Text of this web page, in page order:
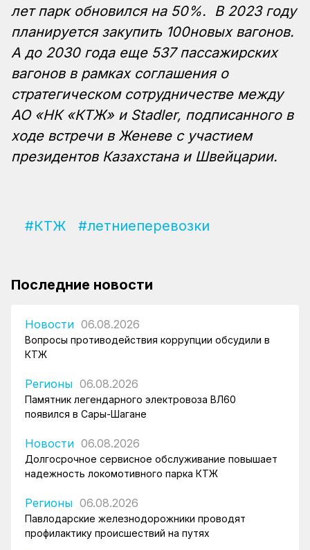
лет парк обновился на 50%. В 2023 году
планируется закупить 100новых вагонов.
А до 2030 года еще 537 пассажирских
вагонов в рамках соглашения о
стратегическом сотрудничестве между
АО «НК «КТЖ» и Stadler, подписанного в
ходе встречи в Женеве с участием
президентов Казахстана и Швейцарии.
#КТЖ #летниеперевозки
Последние новости
Новости 06.08.2026
Вопросы противодействия коррупции обсудили в
КТЖ
Регионы 06.08.2026
Памятник легендарного электровоза ВЛ60
появился в Сары-Шагане
Новости 06.08.2026
Долгосрочное сервисное обслуживание повышает
надежность локомотивного парка КТЖ
Регионы 06.08.2026
Павлодарские железнодорожники проводят
профилактику происшествий на путях